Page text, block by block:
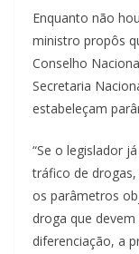
Enquanto não
ministro propôs
Conselho
Secretaria
estabeleçam
“Se o legislador
tráfico de
os parâmetros
droga que
diferenciação, a